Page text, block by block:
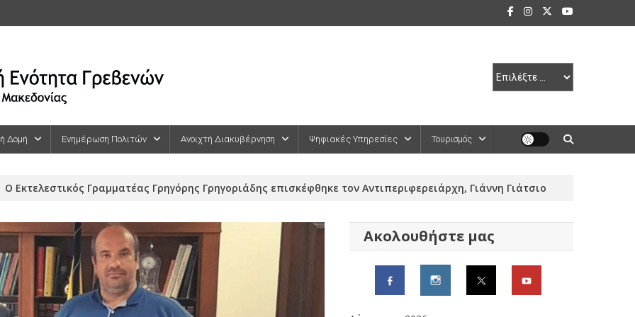
Δομή Ενημέρωση Πολιτών Ανοιχτή Διακυβέρνηση Ψηφιακές Υπηρεσίες Τουρισμός
O Εκτελεστικός Γραμματέας Γρηγόρης Γρηγοριάδης επισκέφθηκε τον Αντιπεριφερειάρχη, Γιάννη Γιάτσιο
Ακολουθήστε μας